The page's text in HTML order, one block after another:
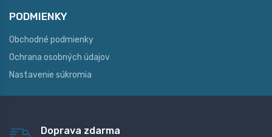
PODMIENKY
Obchodné podmienky
Ochrana osobných údajov
Nastavenie súkromia
Doprava zdarma